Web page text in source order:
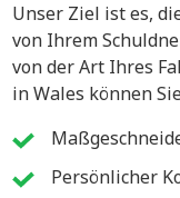
Unser Ziel ist es,
von Ihrem
von der Art Ihres
in Wales können
Persönlicher